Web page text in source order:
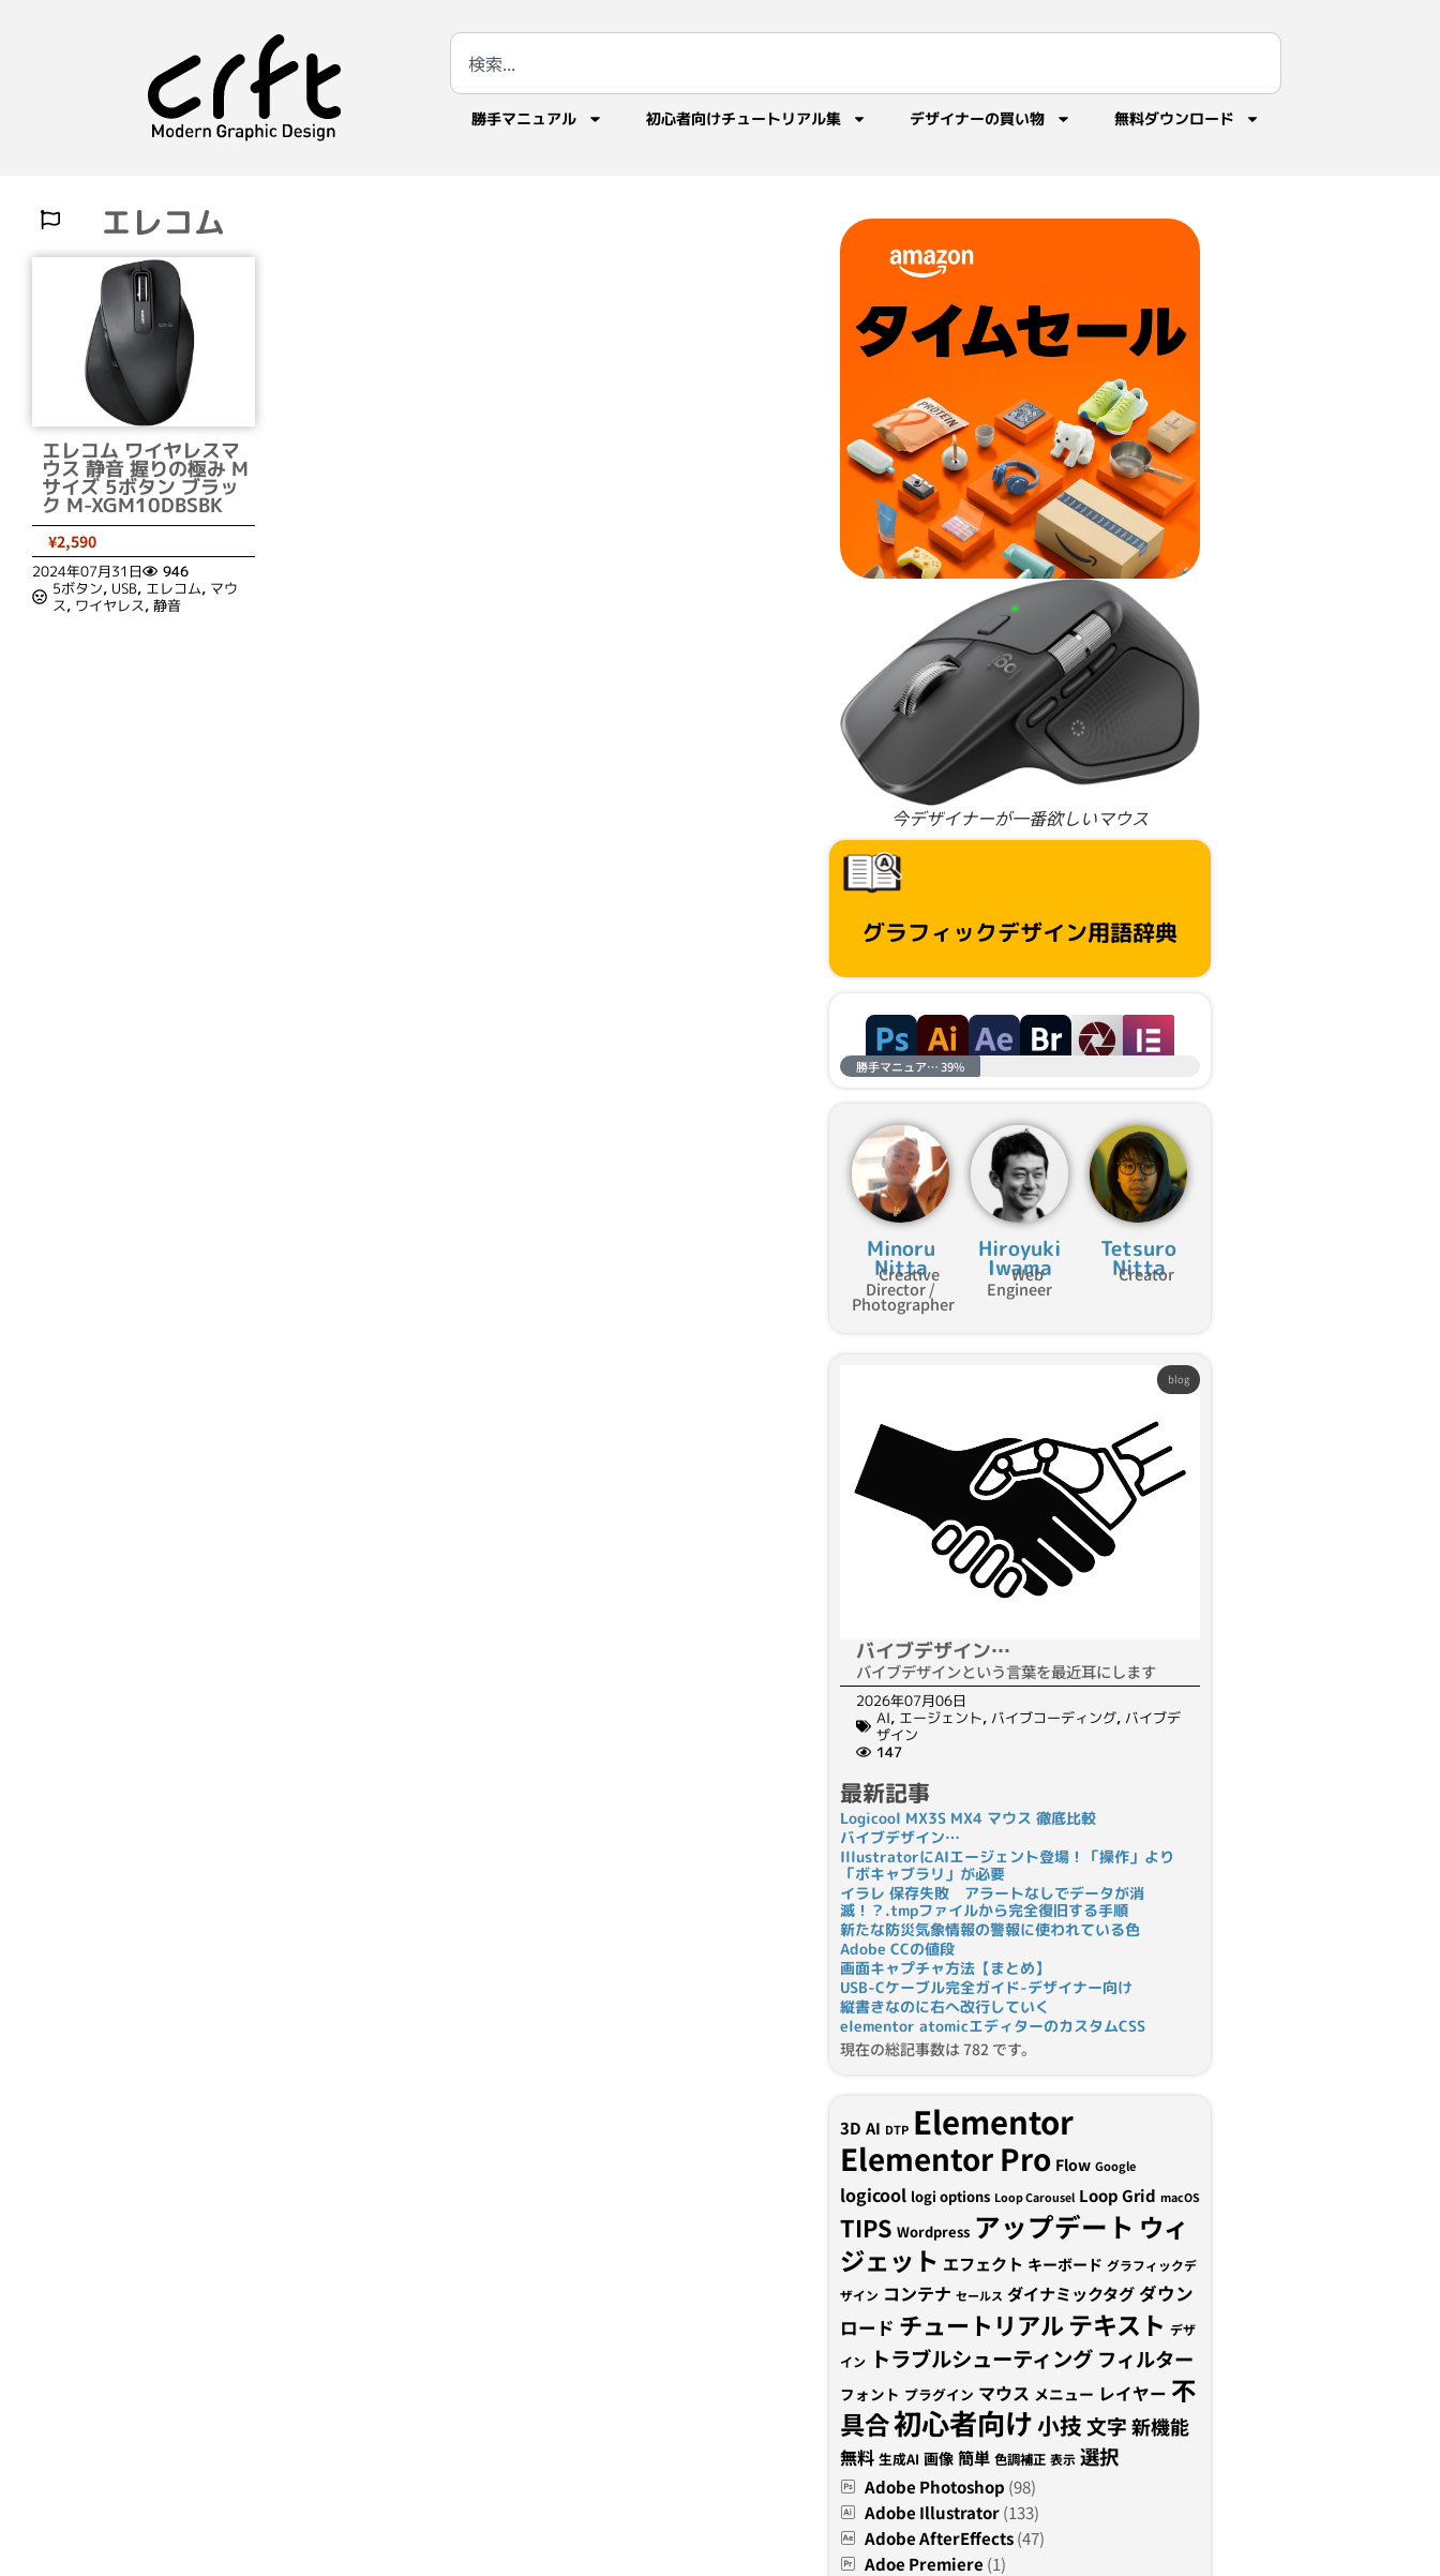
勝手マニュアル 初心者向けチュートリアル集 デザイナーの買い物 無料ダウンロード
エレコム
エレコム ワイヤレスマ
ウス 静音 握りの極み M
サイズ 5ボタン ブラッ
ク M-XGM10DBSBK
¥2,590
2024年07月31日
946
5ボタン, USB, エレコム, マウ
ス, ワイヤレス, 静音
今デザイナーが一番欲しいマウス
グラフィックデザイン用語辞典
勝手マニュアル進捗39%
Minoru
Nitta
Creative
Director /
Photographer
Hiroyuki
Iwama
Web
Engineer
Tetsuro
Nitta
Creator
blog
バイブデザイン…
バイブデザインという言葉を最近耳にします
2026年07月06日
AI, エージェント, バイブコーディング, バイブデ
ザイン
147
最新記事
Logicool MX3S MX4 マウス 徹底比較
バイブデザイン…
IllustratorにAIエージェント登場！「操作」より
「ボキャブラリ」が必要
イラレ 保存失敗 アラートなしでデータが消
滅！？.tmpファイルから完全復旧する手順
新たな防災気象情報の警報に使われている色
Adobe CCの値段
画面キャプチャ方法【まとめ】
USB-Cケーブル完全ガイド-デザイナー向け
縦書きなのに右へ改行していく
elementor atomicエディターのカスタムCSS
現在の総記事数は 782 です。
3D AI DTP Elementor
Elementor Pro Flow Google
logicool logi options Loop Carousel Loop Grid macOS
TIPS Wordpress アップデート ウィ
ジェット エフェクト キーボード グラフィックデ
ザイン コンテナ セールス ダイナミックタグダウン
ロード チュートリアルテキスト デザ
イン
トラブルシューティング フィルター
フォント プラグイン マウス メニュー レイヤー 不
具合初心者向け小技文字新機能
無料 生成AI 画像 簡単 色調補正 表示 選択
Adobe Photoshop (98)
Adobe Illustrator(133)
Adobe AfterEffects(47)
Adoe Premiere (1)